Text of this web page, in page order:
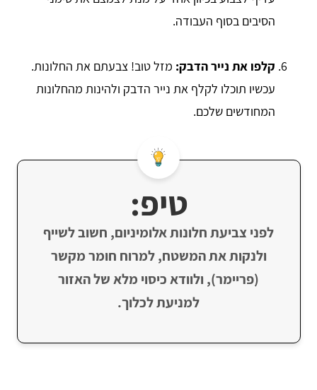
הסיבים בסוף העבודה.
קלפו את נייר הדבק: מזל טוב! צבעתם את החלונות.
עכשיו תוכלו לקלף את נייר הדבק ולהינות מהחלונות
המחודשים שלכם.
טיפ:
לפני צביעת חלונות אלומיניום, חשוב לשייף
ולנקות את המשטח, למרוח חומר מקשר
(פריימר), ולוודא כיסוי מלא של האזור
למניעת לכלוך.